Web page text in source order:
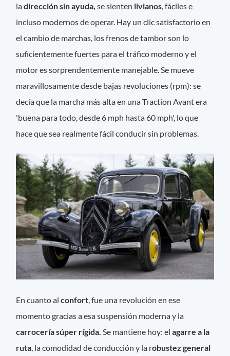
ladirección sin ayuda, se sienten livianos, fáciles e
incluso modernos de operar. Hay un clic satisfactorio en
el cambio de marchas, los frenos de tambor son lo
suficientemente fuertes para el tráfico moderno y el
motor es sorprendentemente manejable. Se mueve
maravillosamente desde bajas revoluciones (rpm): se
decía que la marcha más alta en una Traction Avant era
'buena para todo, desde 6 mph hasta 60 mph', lo que
hace que sea realmente fácil conducir sin problemas.
En cuanto alconfort, fue una revolución en ese
momento gracias a esa suspensión moderna y la
carrocería súper rígida. Se mantiene hoy: elagarre a la
ruta, la comodidad de conducción y la robustez general